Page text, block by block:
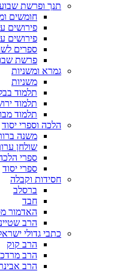
תנך ופרשת
חומשים
פירושים
פירושים
ספרים
פרשת
גמרא ומשניות
משניות
תלמוד
תלמוד
תלמוד
הלכה וספרי יסוד
משנה
שולחן
ספרי הלכה
ספרי יסוד
חסידות וקבלה
ברסלב
חבד
האדמור
הרב
כתבי גדולי
הרב קוק
הרב
הרב